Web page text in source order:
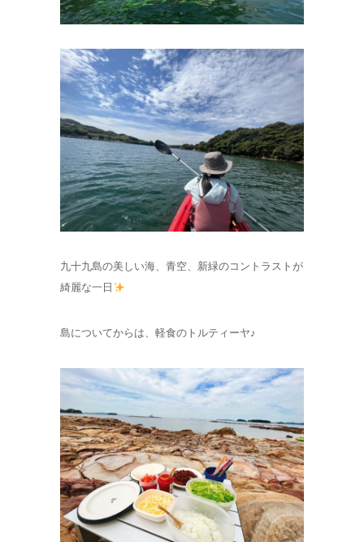
九十九島の美しい海、青空、新緑のコントラストが
綺麗な一日
島についてからは、軽食のトルティーヤ♪